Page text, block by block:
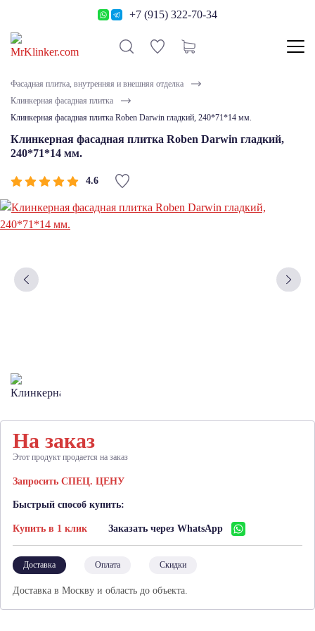
+7 (915) 322-70-34
Фасадная плитка, внутренняя и внешняя отделка
Клинкерная фасадная плитка
Клинкерная фасадная плитка Roben Darwin гладкий, 240*71*14 мм.
Клинкерная фасадная плитка Roben Darwin гладкий,
240*71*14 мм.
4.6
На заказ
Этот продукт продается на заказ
Запросить СПЕЦ. ЦЕНУ
Быстрый способ купить:
Купить в 1 клик Заказать через WhatsApp
Доставка Оплата Скидки
Доставка в Москву и область до объекта.